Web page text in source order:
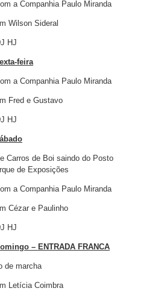
a Companhia Paulo Miranda
Wilson Sideral
HJ
feira
a Companhia Paulo Miranda
Fred e Gustavo
HJ
Carros de Boi saindo do Posto
de Exposições
a Companhia Paulo Miranda
Cézar e Paulinho
HJ
– ENTRADA FRANCA
de marcha
Letícia Coimbra